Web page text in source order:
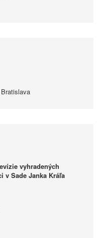
vyhradených
v Sade Janka Kráľa